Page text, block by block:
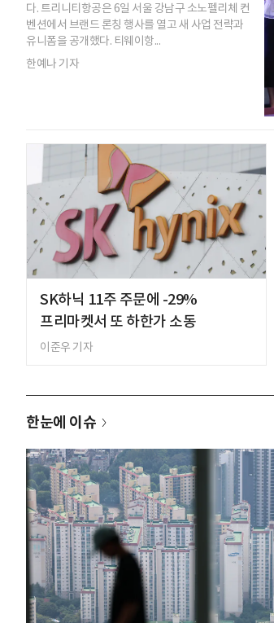
다. 트리니티항공은 6일 서울 강남구 소노펠리체 컨
벤션에서 브랜드 론칭 행사를 열고 새 사업 전략과
유니폼을 공개했다. 티웨이항...
한예나 기자
SK하닉 11주 주문에 -29%
프리마켓서 또 하한가 소동
이준우 기자
한눈에 이슈